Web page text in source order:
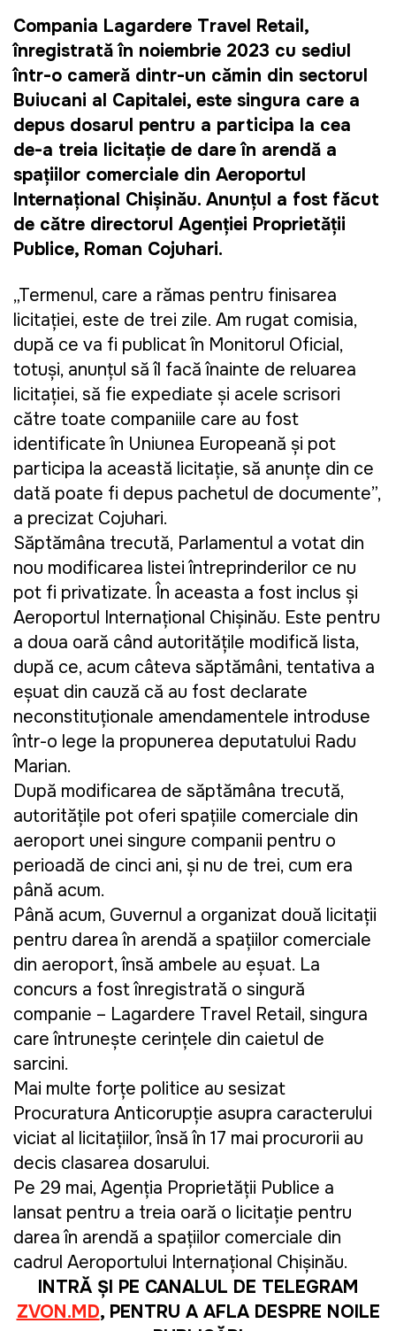
Compania Lagardere Travel Retail,
înregistrată în noiembrie 2023 cu sediul
într-o cameră dintr-un cămin din sectorul
Buiucani al Capitalei, este singura care a
depus dosarul pentru a participa la cea
de-a treia licitație de dare în arendă a
spațiilor comerciale din Aeroportul
Internațional Chișinău. Anunțul a fost făcut
de către directorul Agenției Proprietății
Publice, Roman Cojuhari.
„Termenul, care a rămas pentru finisarea
licitației, este de trei zile. Am rugat comisia,
după ce va fi publicat în Monitorul Oficial,
totuși, anunțul să îl facă înainte de reluarea
licitației, să fie expediate și acele scrisori
către toate companiile care au fost
identificate în Uniunea Europeană și pot
participa la această licitație, să anunțe din ce
dată poate fi depus pachetul de documente”,
a precizat Cojuhari.
Săptămâna trecută, Parlamentul a votat din
nou modificarea listei întreprinderilor ce nu
pot fi privatizate. În aceasta a fost inclus și
Aeroportul Internațional Chișinău. Este pentru
a doua oară când autoritățile modifică lista,
după ce, acum câteva săptămâni, tentativa a
eșuat din cauză că au fost declarate
neconstituționale amendamentele introduse
într-o lege la propunerea deputatului Radu
Marian.
După modificarea de săptămâna trecută,
autoritățile pot oferi spațiile comerciale din
aeroport unei singure companii pentru o
perioadă de cinci ani, și nu de trei, cum era
până acum.
Până acum, Guvernul a organizat două licitații
pentru darea în arendă a spațiilor comerciale
din aeroport, însă ambele au eșuat. La
concurs a fost înregistrată o singură
companie – Lagardere Travel Retail, singura
care întrunește cerințele din caietul de
sarcini.
Mai multe forțe politice au sesizat
Procuratura Anticorupție asupra caracterului
viciat al licitațiilor, însă în 17 mai procurorii au
decis clasarea dosarului.
Pe 29 mai, Agenția Proprietății Publice a
lansat pentru a treia oară o licitație pentru
darea în arendă a spațiilor comerciale din
cadrul Aeroportului Internațional Chișinău.
INTRĂ ȘI PE CANALUL DE TELEGRAM
ZVON.MD, PENTRU A AFLA DESPRE NOILE